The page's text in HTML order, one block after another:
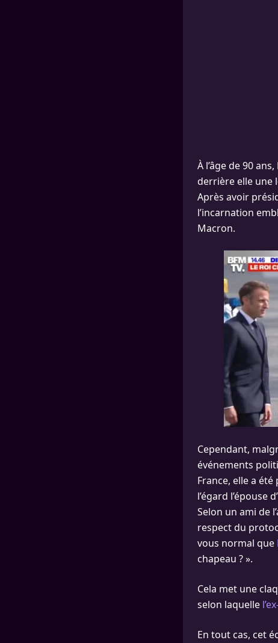
À l’âge de 90
derrière elle une
Après avoir
l’incarnation
Macron.
Cependant,
événements
France, elle a
l’égard l’épouse
Selon un ami de
respect du
vous normal que
chapeau ? ».
Cela met une
selon laquelle
En tout cas, cet